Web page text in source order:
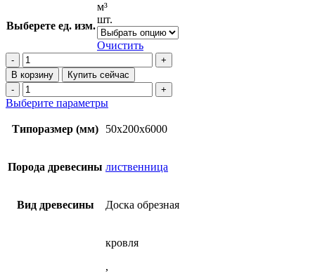
375₽
–
38
000₽
Выберете ед. изм.
м³
шт.
Очистить
Количество
товара
Обрезная
сухая
доска
мм
В корзину Купить сейчас
Количество
товара
Обрезная
сухая
доска
мм
из
Выберите параметрыЭтот
имеет
Опции
на
Типоразмер (мм) 50x200x6000
Порода древесины лиственница
Вид древесины Доска обрезная
кровля
,